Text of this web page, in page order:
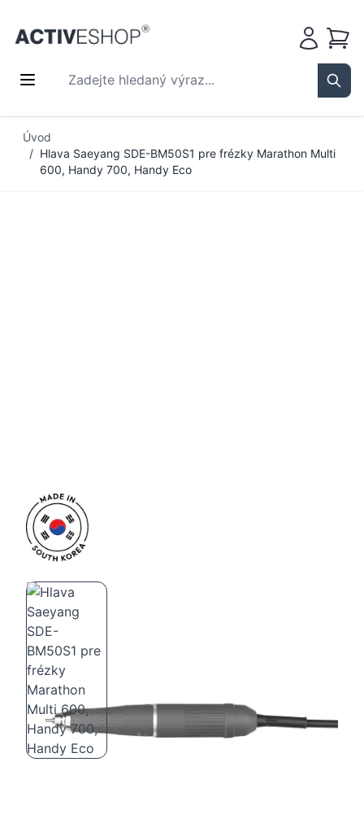
Zadejte hledaný výraz...
Košík
Úvod
/ Hlava Saeyang SDE-BM50S1 pre frézky Marathon Multi
600, Handy 700, Handy Eco